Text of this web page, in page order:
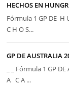
HECHOS EN
Fórmula 1 GP DE H
C H O S...
GP DE AUSTRALIA
_ _ Fórmula 1 GP
A C A ...